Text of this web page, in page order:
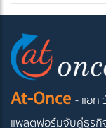
At-Once - แอท
แพลตฟอร์มจับคู่ธุรกิ